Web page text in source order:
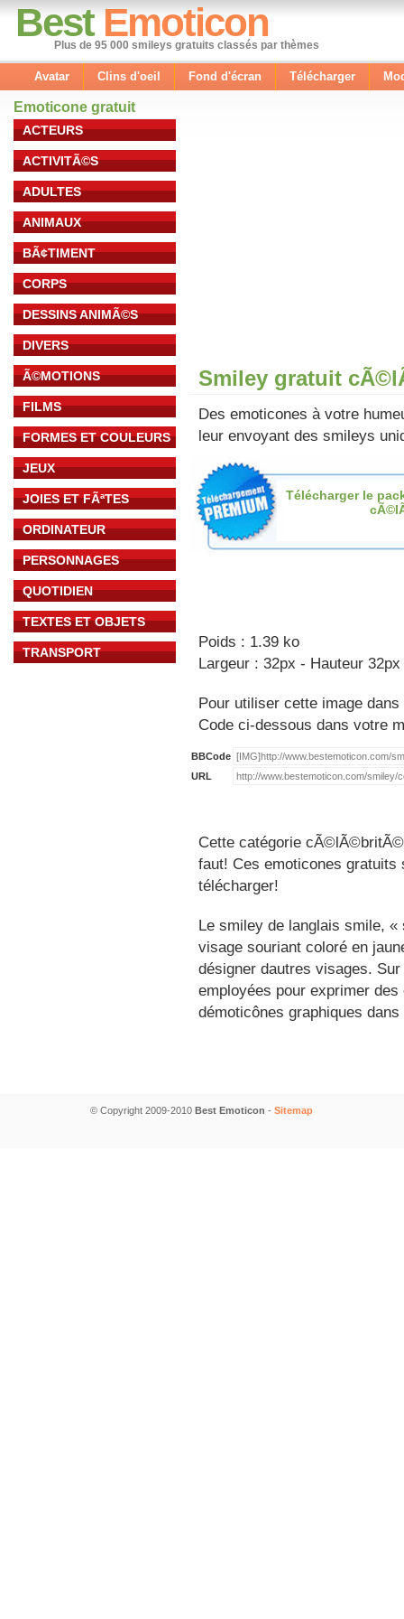
Best Emoticon
Plus de 95 000 smileys gratuits classés par thèmes
Avatar Clins d'oeil Fond d'écran Télécharger
Emoticone gratuit
ACTEURS
ACTIVITÃ©S
ADULTES
ANIMAUX
BÃ¢TIMENT
CORPS
DESSINS ANIMÃ©S
DIVERS
Ã©MOTIONS
FILMS
FORMES ET COULEURS
JEUX
JOIES ET FÃªTES
ORDINATEUR
PERSONNAGES
QUOTIDIEN
TEXTES ET OBJETS
TRANSPORT
Smiley gratuit
Des emoticones à votre
leur envoyant des smileys
Télécharger le
Poids : 1.39 ko
Largeur : 32px - Hauteur 32px
Pour utiliser cette image
Code ci-dessous dans votre
BBCode
URL
Cette catégorie
faut! Ces emoticones
télécharger!
Le smiley de langlais smile,
visage souriant coloré en
désigner dautres visages.
employées pour exprimer
démoticônes graphiques
© Copyright 2009-2010 Best Emoticon - Sitemap